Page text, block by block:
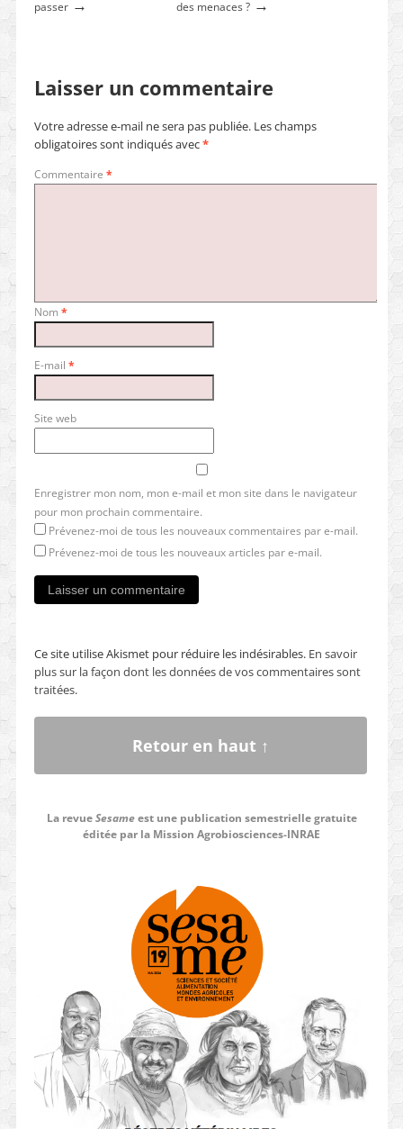
passer→ des menaces ?→
Laisser un commentaire
Votre adresse e-mail ne sera pas publiée. Les champs
obligatoires sont indiqués avec*
Commentaire *
Nom *
E-mail *
Site web
Enregistrer mon nom, mon e-mail et mon site dans le navigateur
pour mon prochain commentaire.
Prévenez-moi de tous les nouveaux commentaires par e-mail.
Prévenez-moi de tous les nouveaux articles par e-mail.
Ce site utilise Akismet pour réduire les indésirables. En savoir
plus sur la façon dont les données de vos commentaires sont
traitées.
Retour en haut ↑
La revueSesameest une publication semestrielle gratuite
éditée par la Mission Agrobiosciences-INRAE